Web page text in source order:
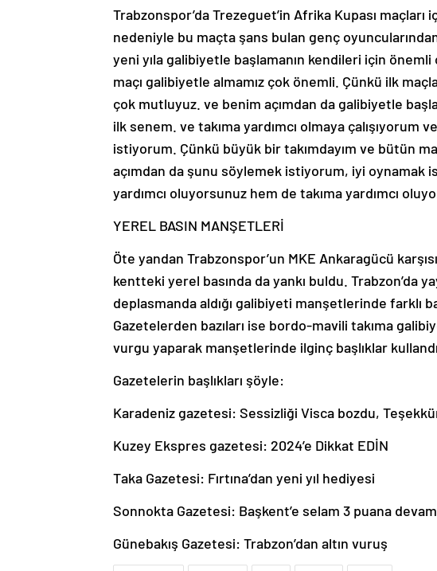
Trabzonspor’da Trezeguet’in Afrika Kupası maçları
nedeniyle bu maçta şans bulan genç
yeni yıla galibiyetle başlamanın kendileri için
maçı galibiyetle almamız çok önemli. Çünkü ilk
çok mutluyuz. ve benim açımdan da galibiyetle
ilk senem. ve takıma yardımcı olmaya
istiyorum. Çünkü büyük bir takımdayım ve bütün
açımdan da şunu söylemek istiyorum, iyi oynamak
yardımcı oluyorsunuz hem de takıma yardımcı
YEREL BASIN MANŞETLERİ
Öte yandan Trabzonspor’un MKE Ankaragücü
kentteki yerel basında da yankı buldu. Trabzon’da
deplasmanda aldığı galibiyeti manşetlerinde farklı
Gazetelerden bazıları ise bordo-mavili takıma
vurgu yaparak manşetlerinde ilginç başlıklar
Gazetelerin başlıkları şöyle:
Karadeniz gazetesi: Sessizliği Visca bozdu,
Kuzey Ekspres gazetesi: 2024’e Dikkat EDİN
Taka Gazetesi: Fırtına’dan yeni yıl hediyesi
Sonnokta Gazetesi: Başkent’e selam 3 puana devam
Günebakış Gazetesi: Trabzon’dan altın vuruş